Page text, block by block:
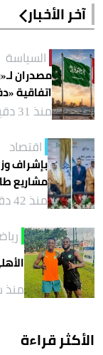
آخر الأخبار
السياسة
مصدران
اتفاقية
منذ 31 دقيقة
اقتصاد
مشاريع
منذ 42 دقيقة
منذ
الأكثر قراءة